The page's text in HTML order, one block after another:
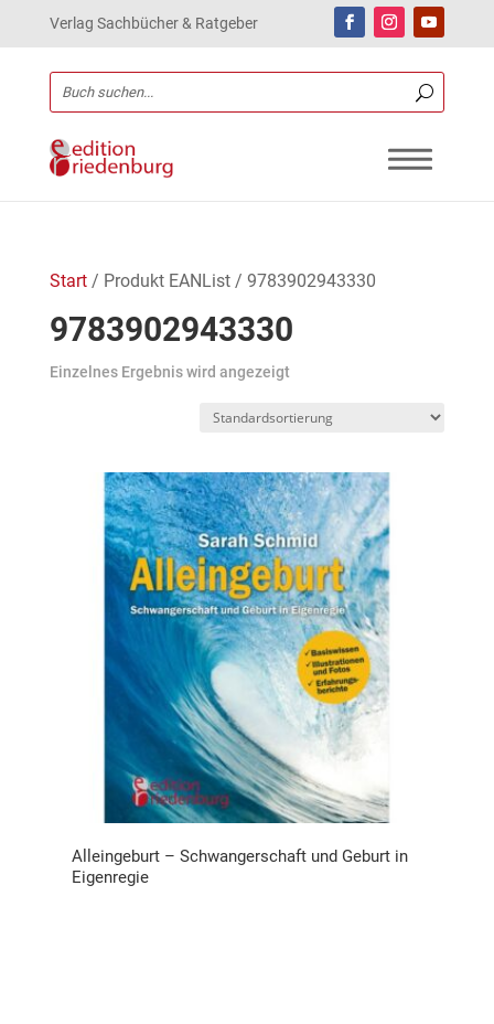
Verlag Sachbücher & Ratgeber
Start/ Produkt EANList / 9783902943330
9783902943330
Einzelnes Ergebnis wird angezeigt
Alleingeburt – Schwangerschaft und Geburt in
Eigenregie